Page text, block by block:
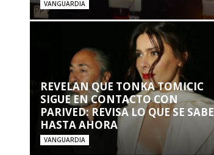
VANGUARDIA
REVELAN QUE TONKA TOMICIC
SIGUE EN CONTACTO CON
PARIVED: REVISA LO QUE SE SABE
HASTA AHORA
VANGUARDIA